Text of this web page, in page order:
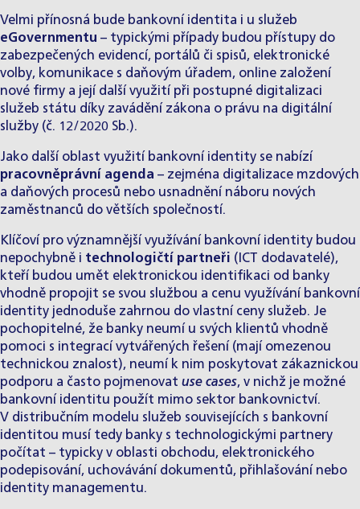
Velmi přínosná bude bankovní identita i u služeb
eGovernmentu – typickými případy budou přístupy do
zabezpečených evidencí, portálů či spisů, elektronické
volby, komunikace s daňovým úřadem, online založení
nové firmy a její další využití při postupné digitalizaci
služeb státu díky zavádění zákona o právu na digitální
služby (č. 12/2020 Sb.).
Jako další oblast využití bankovní identity se nabízí
pracovněprávní agenda – zejména digitalizace mzdových
a daňových procesů nebo usnadnění náboru nových
zaměstnanců do větších společností.
Klíčoví pro významnější využívání bankovní identity budou
nepochybně i technologičtí partneři (ICT dodavatelé),
kteří budou umět elektronickou identifikaci od banky
vhodně propojit se svou službou a cenu využívání bankovní
identity jednoduše zahrnou do vlastní ceny služeb. Je
pochopitelné, že banky neumí u svých klientů vhodně
pomoci s integrací vytvářených řešení (mají omezenou
technickou znalost), neumí k nim poskytovat zákaznickou
podporu a často pojmenovat use cases, v nichž je možné
bankovní identitu použít mimo sektor bankovnictví.
V distribučním modelu služeb souvisejících s bankovní
identitou musí tedy banky s technologickými partnery
počítat – typicky v oblasti obchodu, elektronického
podepisování, uchovávání dokumentů, přihlašování nebo
identity managementu.